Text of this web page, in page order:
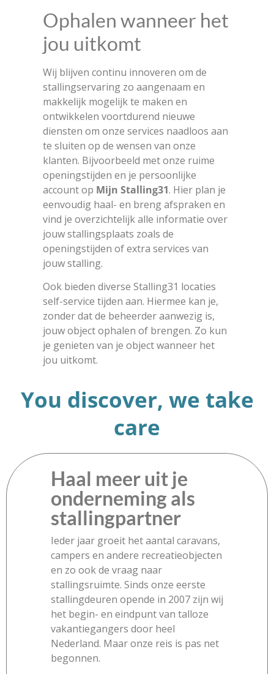
Ophalen wanneer het
jou uitkomt
Wij blijven continu innoveren om de
stallingservaring zo aangenaam en
makkelijk mogelijk te maken en
ontwikkelen voortdurend nieuwe
diensten om onze services naadloos aan
te sluiten op de wensen van onze
klanten. Bijvoorbeeld met onze ruime
openingstijden en je persoonlijke
account op Mijn Stalling31. Hier plan je
eenvoudig haal- en breng afspraken en
vind je overzichtelijk alle informatie over
jouw stallingsplaats zoals de
openingstijden of extra services van
jouw stalling.
Ook bieden diverse Stalling31 locaties
self-service tijden aan. Hiermee kan je,
zonder dat de beheerder aanwezig is,
jouw object ophalen of brengen. Zo kun
je genieten van je object wanneer het
jou uitkomt.
You discover, we take
care
Haal meer uit je
onderneming als
stallingpartner
Ieder jaar groeit het aantal caravans,
campers en andere recreatieobjecten
en zo ook de vraag naar
stallingsruimte. Sinds onze eerste
stallingdeuren opende in 2007 zijn wij
het begin- en eindpunt van talloze
vakantiegangers door heel
Nederland. Maar onze reis is pas net
begonnen.